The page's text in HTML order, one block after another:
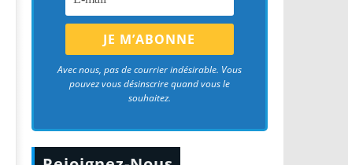
Avec nous, pas de courrier indésirable. Vous
pouvez vous désinscrire quand vous le
souhaitez.